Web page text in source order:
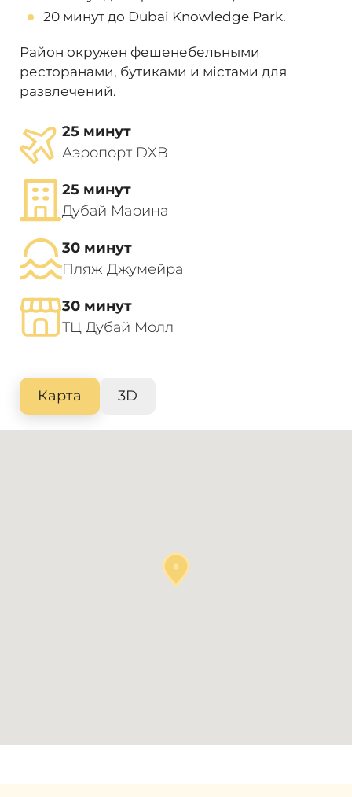
20 минут до Dubai Knowledge Park.
Район окружен фешенебельными
ресторанами, бутиками и містами для
развлечений.
25 минут
Аэропорт DXB
25 минут
Дубай Марина
30 минут
Пляж Джумейра
30 минут
ТЦ Дубай Молл
Карта 3D